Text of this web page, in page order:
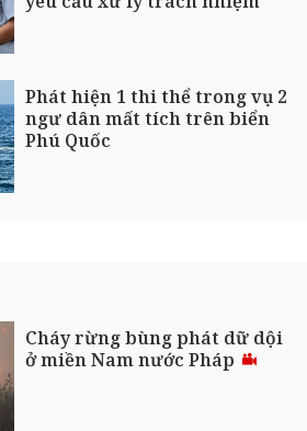
Phát hiện 1 thi thể trong vụ 2
ngư dân mất tích trên biển
Phú Quốc
Cháy rừng bùng phát dữ dội
ở miền Nam nước Pháp